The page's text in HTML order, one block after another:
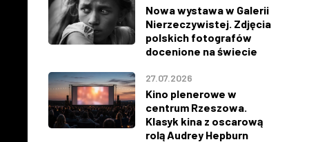
Nowa wystawa w Galerii
Nierzeczywistej. Zdjęcia
polskich fotografów
docenione na świecie
27.07.2026
Kino plenerowe w
centrum Rzeszowa.
Klasyk kina z oscarową
rolą Audrey Hepburn